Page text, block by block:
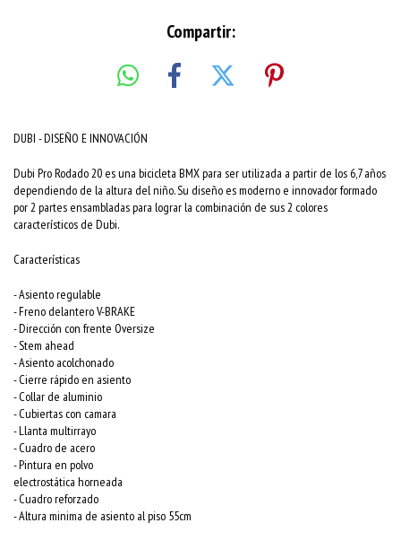
Compartir:
DUBI - DISEÑO E INNOVACIÓN
Dubi Pro Rodado 20 es una bicicleta BMX para ser utilizada a partir de los 6,7 años
dependiendo de la altura del niño. Su diseño es moderno e innovador formado
por 2 partes ensambladas para lograr la combinación de sus 2 colores
característicos de Dubi.
Características
- Asiento regulable
- Freno delantero V-BRAKE
- Dirección con frente Oversize
- Stem ahead
- Asiento acolchonado
- Cierre rápido en asiento
- Collar de aluminio
- Cubiertas con camara
- Llanta multirrayo
- Cuadro de acero
- Pintura en polvo
electrostática horneada
- Cuadro reforzado
- Altura minima de asiento al piso 55cm